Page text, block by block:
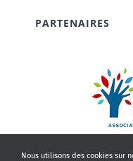
PARTENAIRES
Nous utilisons des cookies sur